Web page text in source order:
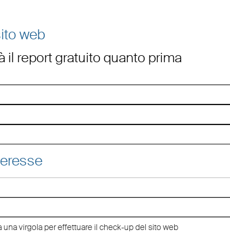
web
il report gratuito quanto prima